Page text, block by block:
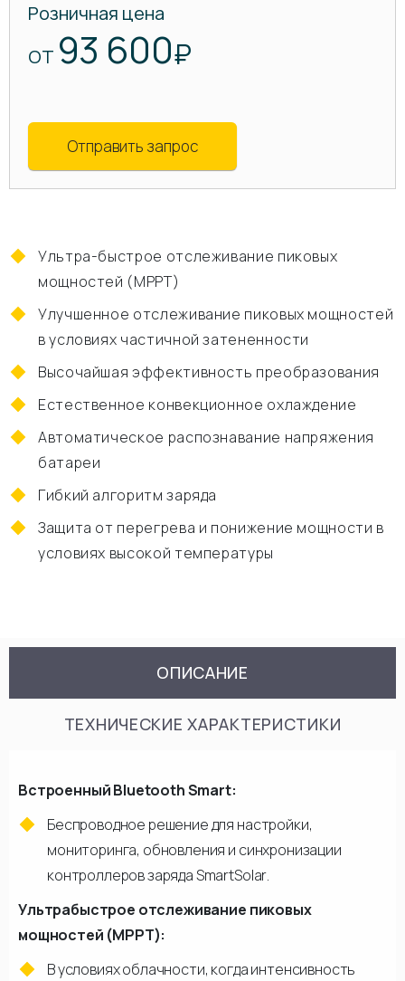
Розничная цена
ОТ 93 600₽
Отправить запрос
Ультра-быстрое отслеживание пиковых
мощностей (MPPT)
Улучшенное отслеживание пиковых мощностей
в условиях частичной затененности
Высочайшая эффективность преобразования
Естественное конвекционное охлаждение
Автоматическое распознавание напряжения
батареи
Гибкий алгоритм заряда
Защита от перегрева и понижение мощности в
условиях высокой температуры
ОПИСАНИЕ
ТЕХНИЧЕСКИЕ ХАРАКТЕРИСТИКИ
Встроенный Bluetooth Smart:
Беспроводное решение для настройки,
мониторинга, обновления и синхронизации
контроллеров заряда SmartSolar.
Ультрабыстрое отслеживание пиковых
мощностей (MPPT):
В условиях облачности, когда интенсивность